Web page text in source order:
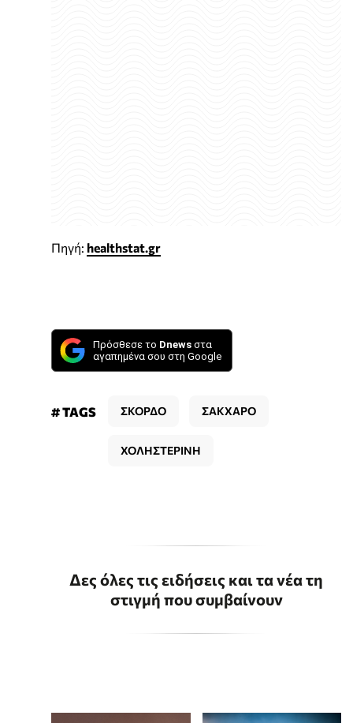
Πηγή: healthstat.gr
Πρόσθεσε το Dnews στα
αγαπημένα σου στη Google
# TAGS ΣΚΟΡΔΟ ΣΑΚΧΑΡΟ
ΧΟΛΗΣΤΕΡΙΝΗ
Δες όλες τις ειδήσεις και τα νέα τη
στιγμή που συμβαίνουν